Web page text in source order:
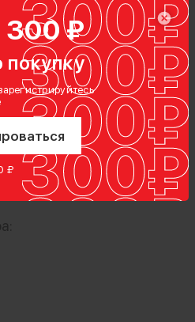
₽
покупку
₽
в 2453 мАч для
3 Pro. Обеспечит
протяжении 34 минут.
порт Type-C и